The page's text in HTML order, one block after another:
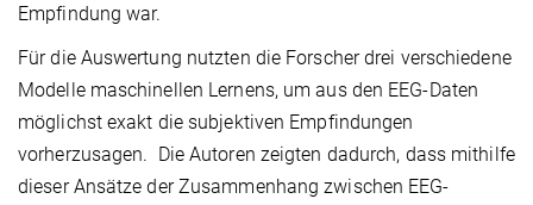
Empfindung war.
Für die Auswertung nutzten die Forscher drei verschiedene
Modelle maschinellen Lernens, um aus den EEG-Daten
möglichst exakt die subjektiven Empfindungen
vorherzusagen. Die Autoren zeigten dadurch, dass mithilfe
dieser Ansätze der Zusammenhang zwischen EEG-